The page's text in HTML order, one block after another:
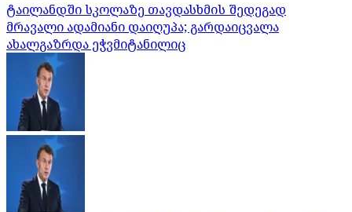
ტაილანდში სკოლაზე თავდასხმის შედეგად
მრავალი ადამიანი დაიღუპა; გარდაიცვალა
ახალგაზრდა ეჭვმიტანილიც